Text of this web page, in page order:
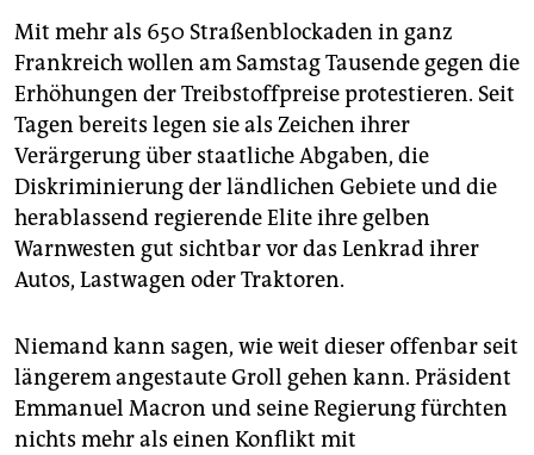
unterstützen
abo
genossenschaft
epaper login
Mit mehr als 650 Straßenblockaden in ganz
Frankreich wollen am Samstag Tausende gegen die
Erhöhungen der Treibstoffpreise protestieren. Seit
Tagen bereits legen sie als Zeichen ihrer
Verärgerung über staatliche Abgaben, die
Diskriminierung der ländlichen Gebiete und die
herablassend regierende Elite ihre gelben
Warnwesten gut sichtbar vor das Lenkrad ihrer
Autos, Lastwagen oder Traktoren.
Niemand kann sagen, wie weit dieser offenbar seit
längerem angestaute Groll gehen kann. Präsident
Emmanuel Macron und seine Regierung fürchten
nichts mehr als einen Konflikt mit